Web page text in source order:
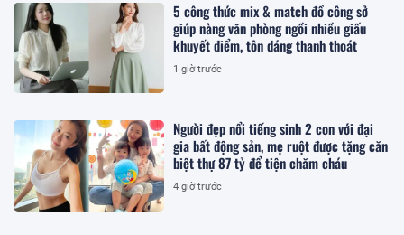
5 công thức mix & match đồ công sở
giúp nàng văn phòng ngồi nhiều giấu
khuyết điểm, tôn dáng thanh thoát
1 giờ trước
Người đẹp nổi tiếng sinh 2 con với đại
gia bất động sản, mẹ ruột được tặng căn
biệt thự 87 tỷ để tiện chăm cháu
4 giờ trước